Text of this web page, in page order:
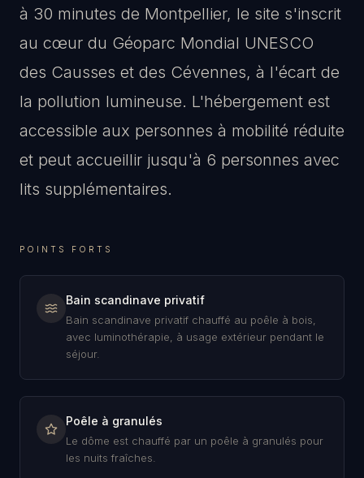
à 30 minutes de Montpellier, le site s'inscrit
au cœur du Géoparc Mondial UNESCO
des Causses et des Cévennes, à l'écart de
la pollution lumineuse. L'hébergement est
accessible aux personnes à mobilité réduite
et peut accueillir jusqu'à 6 personnes avec
lits supplémentaires.
POINTS FORTS
Bain scandinave privatif
Bain scandinave privatif chauffé au poêle à bois,
avec luminothérapie, à usage extérieur pendant le
séjour.
Poêle à granulés
Le dôme est chauffé par un poêle à granulés pour
les nuits fraîches.